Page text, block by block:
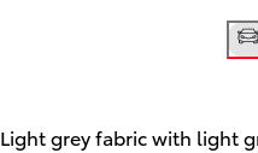
Light grey fabric with light